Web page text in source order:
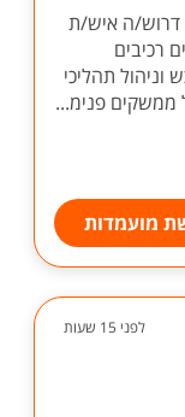
דרוש/ה איש/ת
רכיבים
וניהול תהליכי
פנימ...
מועמדות
לפני 15 שעות